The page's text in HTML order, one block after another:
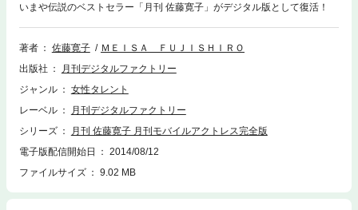
いまや伝説のベストセラー「月刊 佐藤寛子」がデジタル版として復活！
著者 佐藤寛子
ＭＥＩＳＡ ＦＵＪＩＳＨＩＲＯ
出版社
月刊デジタルファクトリー
ジャンル
女性タレント
レーベル
月刊デジタルファクトリー
シリーズ
月刊 佐藤寛子 月刊モバイルアクトレス完全版
電子版配信開始日
2014/08/12
ファイルサイズ
9.02 MB